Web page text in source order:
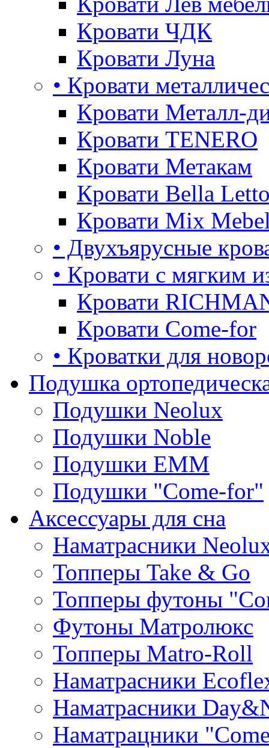
Кровати ЧДК
Кровати Луна
• Кровати
Кровати Металл-
Кровати TENERO
Кровати Метакам
Кровати Bella
Кровати Mix
• Двухъярусные
• Кровати с мягким
Кровати
Кровати Come-for
• Кроватки для
Подушка
Подушки Neolux
Подушки Noble
Подушки ЕММ
Подушки "Come-for"
Аксессуары для сна
Наматрасники
Топперы Take & Go
Топперы футоны
Футоны Матролюкс
Топперы Matro-Roll
Наматрасники
Наматрасники
Наматрацники